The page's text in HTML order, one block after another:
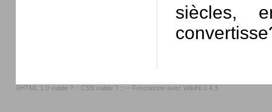
siècles,
XHTML 1.0 valide ? :: CSS valide ? :: -- Fonctionne avec WikiNi 0.4.3